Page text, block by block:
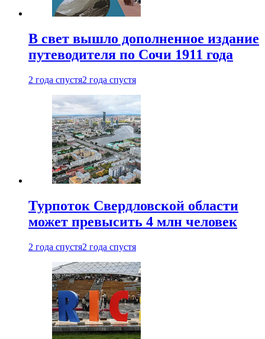
В свет вышло дополненное издание
путеводителя по Сочи 1911 года
2 года спустя2 года спустя
Турпоток Свердловской области
может превысить 4 млн человек
2 года спустя2 года спустя